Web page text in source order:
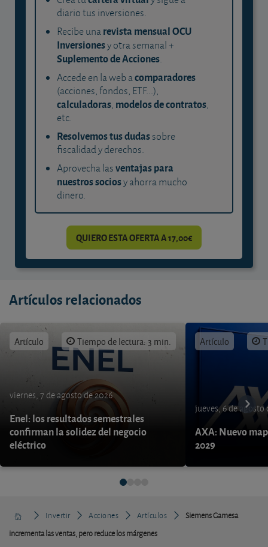
diario tus inversiones.
Recibe unarevista mensual OCU
Inversionesy otra semanal +
Suplemento de Acciones.
Accede en la web acomparadores
(acciones, fondos, ETF...),
calculadoras, modelos de contratos,
etc.
Resolvemos tus dudassobre
fiscalidad y derechos.
Aprovecha lasventajas para
nuestros sociosy ahorra mucho
dinero.
QUIERO ESTA OFERTA A 17,00€
Artículos relacionados
Artículo Tiempo de lectura: 3 min.
viernes, 7 de agosto de 2026
Enel: los resultados semestrales
confirman la solidez del negocio
eléctrico
Artículo
jueves, 6 de agosto
AXA: Nuevo
2029
Invertir Acciones Artículos
Siemens Gamesa
incrementa las ventas, pero reduce los márgenes